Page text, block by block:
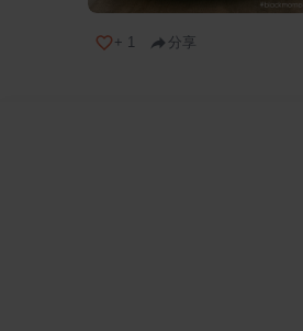
+ 1 分享